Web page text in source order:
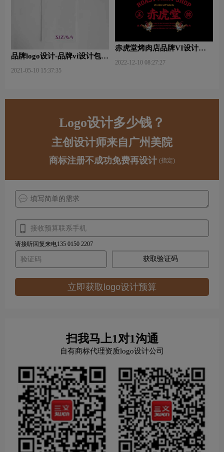
品牌logo设计-品牌vi设计包括
2021-05-10 15:37:35
赤虎堂烤肉店品牌VI设计赏
2022-12-10 08:27:27
Logo设计多少钱？
主创设计师来自广州美院
商标注册不成功免费再设计 (指定)
请接听回复来电135 0150 2207
获取验证码
立即获取logo设计预算
扫我马上1对1沟通
自有商标代理资质logo设计公司